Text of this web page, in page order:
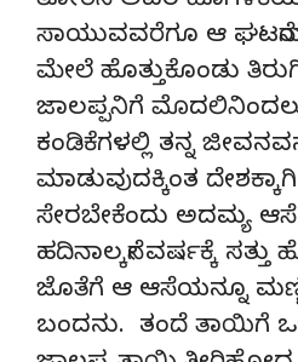
ಸಾಯುವವರೆಗೂ ಆ
ಮೇಲೆ ಹೊತ್ತುಕೊಂಡು
ಜಾಲಪ್ಪನಿಗೆ
ಕಂಡಿಕೆಗಳಲ್ಲಿ ತನ್ನ
ಮಾಡುವುದಕ್ಕಿಂತ
ಸೇರಬೇಕೆಂದು ಅದಮ್ಯ
ಹದಿನಾಲ್ಕನೇ ವರ್ಷಕ್ಕೆ
ಜೊತೆಗೆ ಆ ಆಸೆಯನ್ನೂ
ಬಂದನು. ತಂದೆ ತಾಯಿಗೆ